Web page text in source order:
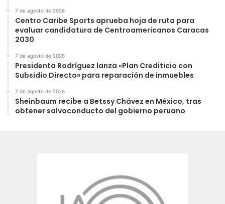
7 de agosto de 2026
Centro Caribe Sports aprueba hoja de ruta para
evaluar candidatura de Centroamericanos Caracas
2030
7 de agosto de 2026
Presidenta Rodríguez lanza «Plan Crediticio con
Subsidio Directo» para reparación de inmuebles
7 de agosto de 2026
Sheinbaum recibe a Betssy Chávez en México, tras
obtener salvoconducto del gobierno peruano